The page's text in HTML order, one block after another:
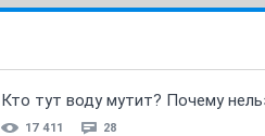
Кто тут воду мутит? Почему
17 411 28